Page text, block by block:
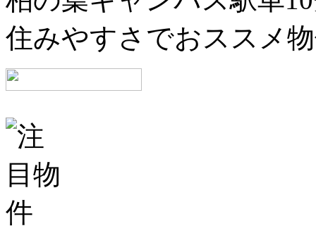
住みやすさでおススメ